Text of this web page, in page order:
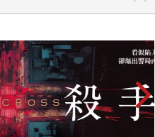
跟兩位插畫夥伴早早就確立
、眼光一路像是偵探般，抽
瑪洛莉努力戒癮、努力保持自
物、刺激品作用導致心生幻
人揪心低迴感慨。 此同時隨
證詞的立場，一路辯證到書
來切入，把「書本」載體的變
說」，絕不是只要讀者「眼